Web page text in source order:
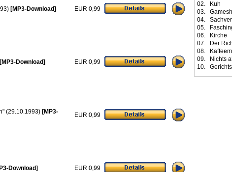
[MP3-Download] EUR 0,99
[MP3-Download] EUR 0,99
(29.10.1993) [MP3-
EUR 0,99
Download] EUR 0,99
02.
Kuh
03.
04.
05.
06.
Kirche
07.
Der
08.
09.
Nichts
10.